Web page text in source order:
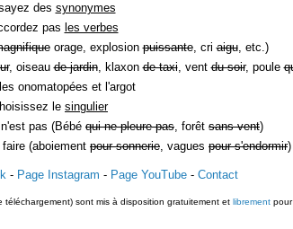
des synonymes
pas les verbes
orage, explosionpuissante, criaigu, etc.)
, oiseaude jardin, klaxonde taxi, ventdu soir, poule
onomatopées et l'argot
le singulier
pas (Bébé qui ne pleure pas, forêt sans vent)
(aboiement pour sonnerie, vagues pour s'endormir)
- Page Instagram - Page YouTube- Contact
sont mis à disposition gratuitement et librement